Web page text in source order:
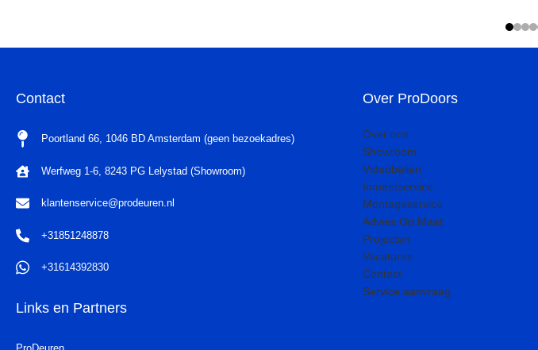
Contact
Poortland 66, 1046 BD Amsterdam (geen bezoekadres)
Werfweg 1-6, 8243 PG Lelystad (Showroom)
klantenservice@prodeuren.nl
+31851248878
+31614392830
Links en Partners
ProDeuren
Over ProDoors
Over ons
Showroom
Videobellen
Inmeetservice
Montageservice
Advies Op Maat
Projecten
Vacatures
Contact
Service aanvraag